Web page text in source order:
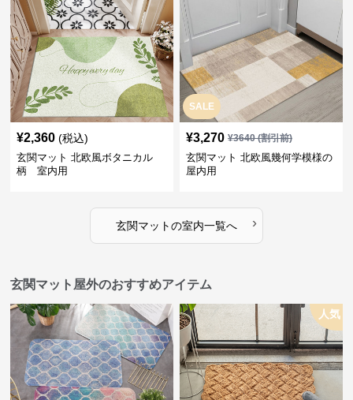
¥2,360 (税込)
玄関マット 北欧風ボタニカル
柄 室内用
SALE
¥3,270 ¥3640(割引前)
玄関マット 北欧風幾何学模様の
屋内用
玄関マットの室内一覧へ ›
玄関マット屋外のおすすめアイテム
人気